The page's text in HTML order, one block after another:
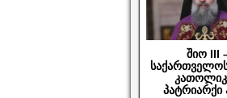
შიო III
პატრიარქი